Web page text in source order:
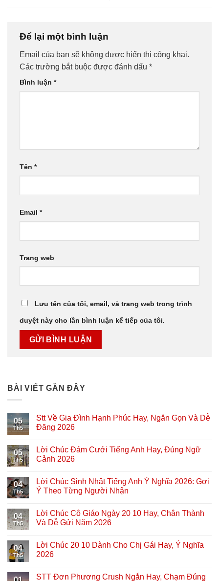
Để lại một bình luận
Email của bạn sẽ không được hiển thị công khai.
Các trường bắt buộc được đánh dấu *
Bình luận *
Tên *
Email *
Trang web
Lưu tên của tôi, email, và trang web trong trình
duyệt này cho lần bình luận kế tiếp của tôi.
BÀI VIẾT GẦN ĐÂY
05
Th5
Stt Về Gia Đình Hạnh Phúc Hay, Ngắn Gọn Và Dễ
Đăng 2026
05
Th5
Lời Chúc Đám Cưới Tiếng Anh Hay, Đúng Ngữ
Cảnh 2026
04
Th5
Lời Chúc Sinh Nhật Tiếng Anh Ý Nghĩa 2026: Gợi
Ý Theo Từng Người Nhận
04
Th5
Lời Chúc Cô Giáo Ngày 20 10 Hay, Chân Thành
Và Dễ Gửi Năm 2026
04
Th5
Lời Chúc 20 10 Dành Cho Chị Gái Hay, Ý Nghĩa
2026
STT Đơn Phương Crush Ngắn Hay, Chạm Đúng